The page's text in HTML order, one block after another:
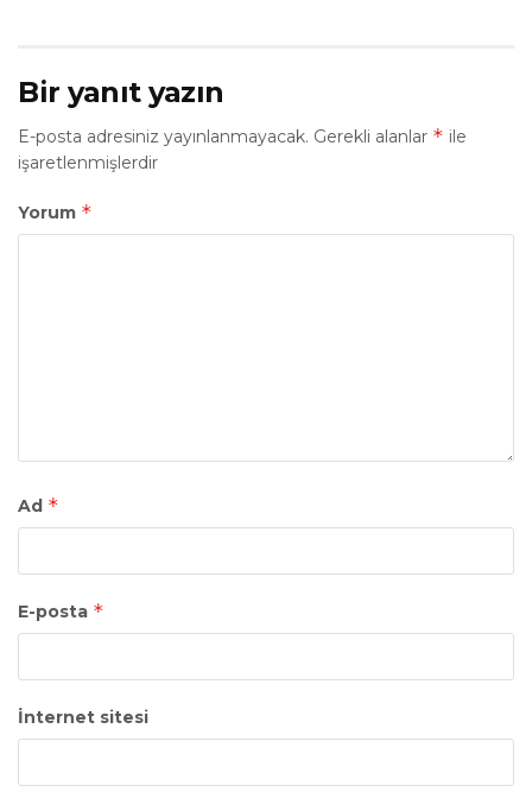
Bir yanıt yazın
E-posta adresiniz yayınlanmayacak. Gerekli alanlar * ile
işaretlenmişlerdir
Yorum *
Ad *
E-posta *
İnternet sitesi